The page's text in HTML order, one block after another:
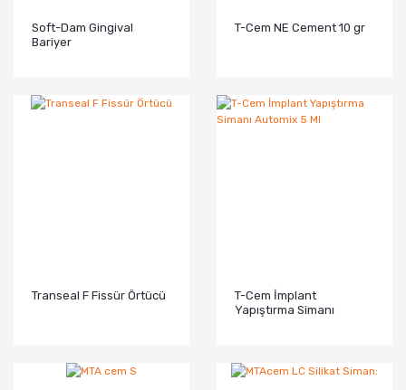
Soft-Dam Gingival
Bariyer
T-Cem NE Cement 10 gr
Transeal F Fissür Örtücü
T-Cem İmplant
Yapıştırma Simanı